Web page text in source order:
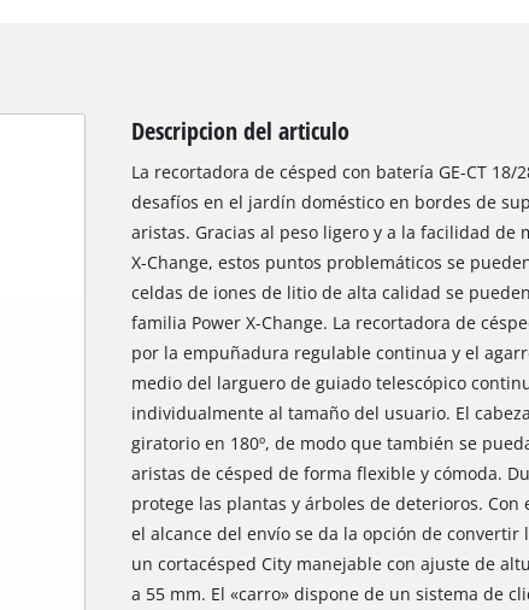
Descripcion del articulo
La recortadora de césped con batería GE-CT 18/
desafíos en el jardín doméstico en bordes de
aristas. Gracias al peso ligero y a la facilidad de
X-Change, estos puntos problemáticos se
celdas de iones de litio de alta calidad se
familia Power X-Change. La recortadora de
por la empuñadura regulable continua y el
medio del larguero de guiado telescópico
individualmente al tamaño del usuario. El
giratorio en 180º, de modo que también se
aristas de césped de forma flexible y cómoda.
protege las plantas y árboles de deterioros.
el alcance del envío se da la opción de
un cortacésped City manejable con ajuste de
a 55 mm. El «carro» dispone de un sistema de